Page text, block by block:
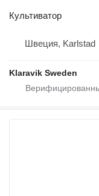
Культиватор
Швеция, Karlstad
Klaravik Sweden